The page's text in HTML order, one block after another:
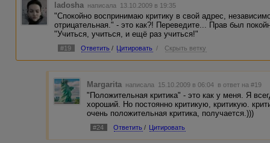
ladosha написала 13.10.2009 в 19:35
"Спокойно воспринимаю критику в свой адрес,
отрицательная." - это как?! Переведите... Прав был
"Учиться, учиться, и ещё раз учиться!"
#19 Ответить / Цитировать / Скрыть ветку
Margarita написала 15.10.2009 в 06:04 в ответ на #19
"Положительная критика" - это как у меня. Я
хороший. Но постоянно критикую, критикую.
очень положительная критика, получается.)))
#24 Ответить / Цитировать